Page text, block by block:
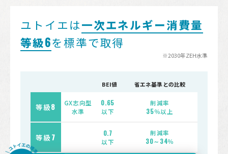
ユトイエは一次エネルギー消費量
等級6を標準で取得
BEI値 省エネ基準との比較
等級8
GX志向型
水準
0.65
以下
削減率
35％以上
等級 7
0.7
以下
削減率
30～34％